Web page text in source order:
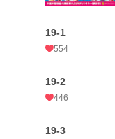
19-1
554
19-2
446
19-3